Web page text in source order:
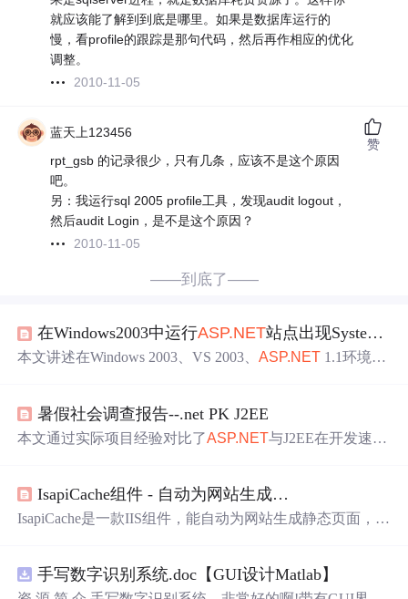
就应该能了解到到底是哪里。如果是数据库运行的
慢，看profile的跟踪是那句代码，然后再作相应的优化
调整。
2010-11-05
蓝天上123456
rpt_gsb 的记录很少，只有几条，应该不是这个原因
吧。
另：我运行sql 2005 profile工具，发现audit logout，
然后audit Login，是不是这个原因？
2010-11-05
赞
——到底了——
在Windows2003中运行ASP.NET站点出现System.ExecutionEngineException错误
本文讲述在Windows 2003、VS 2003、ASP.NET 1.1环境
等均失败。最终发现是未安装.NET Framework升级补丁，
安装SP1后，给特定目录添加用户并赋予权限解决问题。
暑假社会调查报告--.net PK J2EE
本文通过实际项目经验对比了ASP.NET与J2EE在开发速
IsapiCache组件 - 自动为网站生成…
IsapiCache是一款IIS组件，能自动为网站生成静态页面，显
实现高效缓存。
手写数字识别系统.doc【GUI设计Matlab】